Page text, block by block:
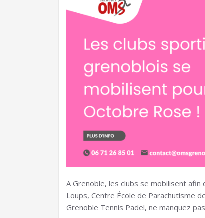
A Grenoble, les clubs se mobilisent
Loups, Centre École de Parachutisme
Grenoble Tennis Padel, ne manquez